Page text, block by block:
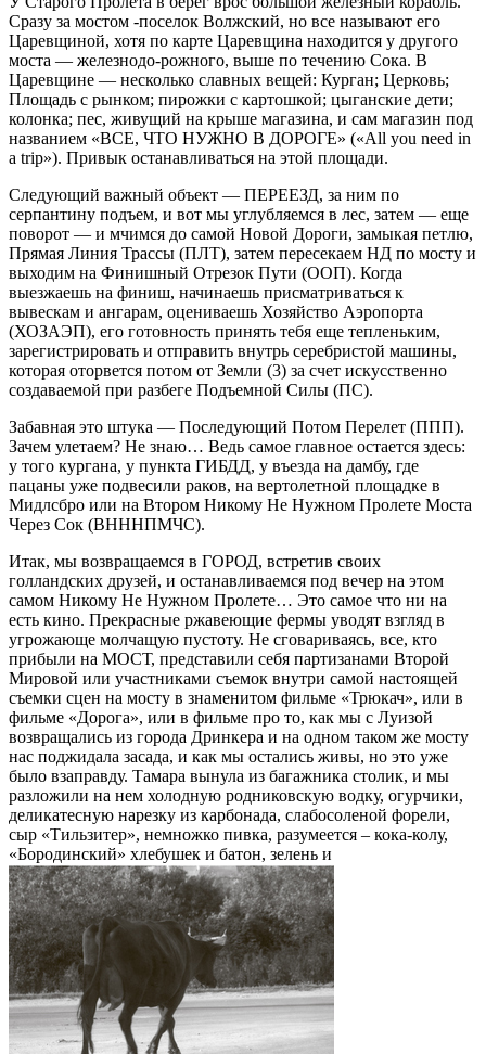
Сразу за мостом -поселок Волжский, но все называют его
Царевщиной, хотя по карте Царевщина находится у другого
моста — железнодо-рожного, выше по течению Сока. В
Царевщине — несколько славных вещей: Курган; Церковь;
Площадь с рынком; пирожки с картошкой; цыганские дети;
колонка; пес, живущий на крыше магазина, и сам магазин под
названием «ВСЕ, ЧТО НУЖНО В ДОРОГЕ» («All you need in
a trip»). Привык останавливаться на этой площади.
Следующий важный объект — ПЕРЕЕЗД, за ним по
серпантину подъем, и вот мы углубляемся в лес, затем — еще
поворот — и мчимся до самой Новой Дороги, замыкая петлю,
Прямая Линия Трассы (ПЛТ), затем пересекаем НД по мосту и
выходим на Финишный Отрезок Пути (ООП). Когда
выезжаешь на финиш, начинаешь присматриваться к
вывескам и ангарам, оцениваешь Хозяйство Аэропорта
(ХОЗАЭП), его готовность принять тебя еще тепленьким,
зарегистрировать и отправить внутрь серебристой машины,
которая оторвется потом от Земли (3) за счет искусственно
создаваемой при разбеге Подъемной Силы (ПС).
Забавная это штука — Последующий Потом Перелет (ППП).
Зачем улетаем? Не знаю… Ведь самое главное остается здесь:
у того кургана, у пункта ГИБДД, у въезда на дамбу, где
пацаны уже подвесили раков, на вертолетной площадке в
Мидлсбро или на Втором Никому Не Нужном Пролете Моста
Через Сок (ВНННПМЧС).
Итак, мы возвращаемся в ГОРОД, встретив своих
голландских друзей, и останавливаемся под вечер на этом
самом Никому Не Нужном Пролете… Это самое что ни на
есть кино. Прекрасные ржавеющие фермы уводят взгляд в
угрожающе молчащую пустоту. Не сговариваясь, все, кто
прибыли на МОСТ, представили себя партизанами Второй
Мировой или участниками съемок внутри самой настоящей
съемки сцен на мосту в знаменитом фильме «Трюкач», или в
фильме «Дорога», или в фильме про то, как мы с Луизой
возвращались из города Дринкера и на одном таком же мосту
нас поджидала засада, и как мы остались живы, но это уже
было взаправду. Тамара вынула из багажника столик, и мы
разложили на нем холодную родниковскую водку, огурчики,
деликатесную нарезку из карбонада, слабосоленой форели,
сыр «Тильзитер», немножко пивка, разумеется – кока-колу,
«Бородинский» хлебушек и батон, зелень и